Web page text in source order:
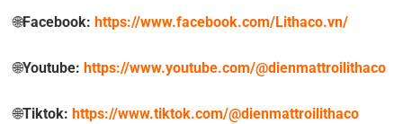
🌐Facebook: https://www.facebook.com/Lithaco.vn/
🌐Youtube: https://www.youtube.com/@dienmattroilithaco
🌐Tiktok: https://www.tiktok.com/@dienmattroilithaco